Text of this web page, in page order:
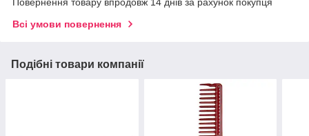
Повернення товару впродовж 14 днів за рахунок покупця
Всі умови повернення
Подібні товари компанії